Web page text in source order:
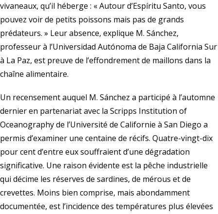
vivaneaux, qu’il héberge : « Autour d’Espíritu Santo, vous
pouvez voir de petits poissons mais pas de grands
prédateurs. » Leur absence, explique M. Sánchez,
professeur à l’Universidad Autónoma de Baja California Sur
à La Paz, est preuve de l’effondrement de maillons dans la
chaîne alimentaire.
Un recensement auquel M. Sánchez a participé à l’automne
dernier en partenariat avec la Scripps Institution of
Oceanographyde l’Université de Californie à San Diego a
permis d’examiner une centaine de récifs. Quatre-vingt-dix
pour cent d’entre eux souffraient d’une dégradation
significative. Une raison évidente est la pêche industrielle
qui décime les réserves de sardines, de mérous et de
crevettes. Moins bien comprise, mais abondamment
documentée, est l’incidence des températures plus élevées